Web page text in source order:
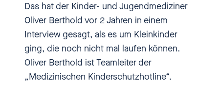
arbeiten, die nicht wissen, wie
man blaue Flecke einordnet und
wann man ein Kind schützen
muss.
[00:00:15.480] - Nadia Kailouli
Das hat der Kinder- und Jugendmediziner
Oliver Berthold vor 2 Jahren in einem
Interview gesagt, als es um Kleinkinder
ging, die noch nicht mal laufen können.
Oliver Berthold ist Teamleiter der
„Medizinischen Kinderschutzhotline“.